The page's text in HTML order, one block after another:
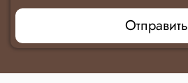
Отправить